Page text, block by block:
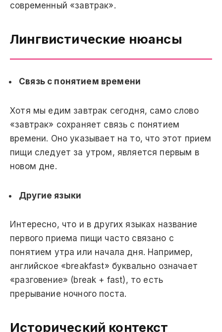
современный «завтрак».
Лингвистические нюансы
Связь с понятием времени
Хотя мы едим завтрак сегодня, само слово
«завтрак» сохраняет связь с понятием
времени. Оно указывает на то, что этот прием
пищи следует за утром, является первым в
новом дне.
Другие языки
Интересно, что и в других языках название
первого приема пищи часто связано с
понятием утра или начала дня. Например,
английское «breakfast» буквально означает
«разговение» (break + fast), то есть
прерывание ночного поста.
Исторический контекст